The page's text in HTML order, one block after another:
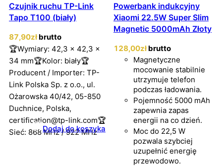
Czujnik ruchu TP-Link
Tapo T100 (biały)
87,90zł brutto
🏆Wymiary: 42,3 x 42,3 x
34 mm🏆Kolor: biały🏆
Producent / Importer: TP-
Link Polska Sp. z o.o., ul.
Ożarowska 40/42, 05-850
Duchnice, Polska,
certification@tp-link.com🏆
Sieć: 868 MHz / 922 MHz
Dodaj do koszyka
Powerbank indukcyjny
Xiaomi 22.5W Super Slim
Magnetic 5000mAh Złoty
128,00zł brutto
Magnetyczne
mocowanie stabilnie
utrzymuje telefon
podczas ładowania.
Pojemność 5000 mAh
zapewnia zapas
energii na co dzień.
Moc do 22,5 W
pozwala szybciej
uzupełnić energię
przewodowo.